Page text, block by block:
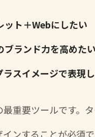
ット＋Webにしたい
ブランド力を高めた
スイメージで表現
最重要ツールです
ンすることが必須